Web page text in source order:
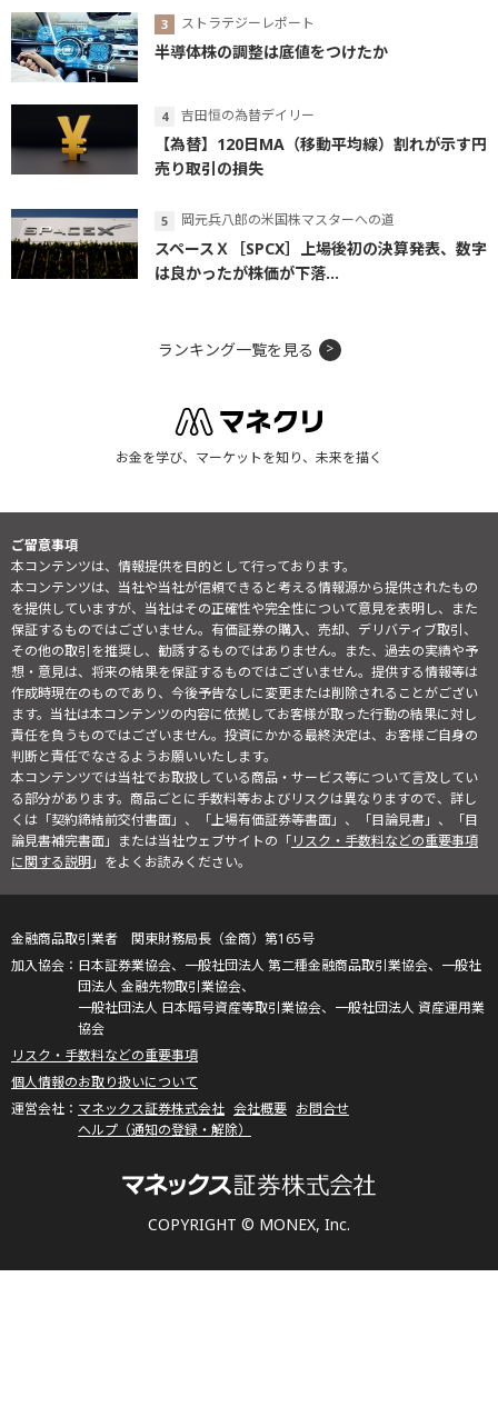
ストラテジーレポート
半導体株の調整は底値をつけたか
吉田恒の為替デイリー
【為替】120日MA（移動平均線）割れが示す円
売り取引の損失
岡元兵八郎の米国株マスターへの道
スペースＸ［SPCX］上場後初の決算発表、数字
は良かったが株価が下落...
ランキング一覧を見る
お金を学び、マーケットを知り、未来を描く
ご留意事項
本コンテンツは、情報提供を目的として行っております。
本コンテンツは、当社や当社が信頼できると考える情報源から提供されたもの
を提供していますが、当社はその正確性や完全性について意見を表明し、また
保証するものではございません。有価証券の購入、売却、デリバティブ取引、
その他の取引を推奨し、勧誘するものではありません。また、過去の実績や予
想・意見は、将来の結果を保証するものではございません。提供する情報等は
作成時現在のものであり、今後予告なしに変更または削除されることがござい
ます。当社は本コンテンツの内容に依拠してお客様が取った行動の結果に対し
責任を負うものではございません。投資にかかる最終決定は、お客様ご自身の
判断と責任でなさるようお願いいたします。
本コンテンツでは当社でお取扱している商品・サービス等について言及してい
る部分があります。商品ごとに手数料等およびリスクは異なりますので、詳し
くは「契約締結前交付書面」、「上場有価証券等書面」、「目論見書」、「目
論見書補完書面」または当社ウェブサイトの「リスク・手数料などの重要事項
に関する説明」をよくお読みください。
COPYRIGHT © MONEX, Inc.
金融商品取引業者 関東財務局長（金商）第165号
日本証券業協会、一般社団法人 第二種金融商品取引業協会、一般社
団法人 金融先物取引業協会、
一般社団法人 日本暗号資産等取引業協会、一般社団法人 資産運用業
協会
リスク・手数料などの重要事項
個人情報のお取り扱いについて
マネックス証券株式会社 会社概要 お問合せ
ヘルプ（通知の登録・解除）